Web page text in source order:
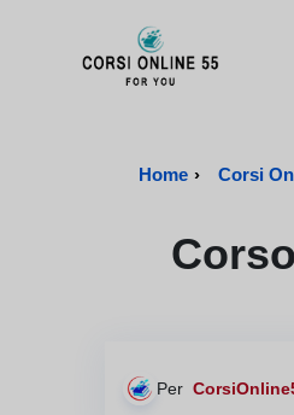
Home › Corsi
Per